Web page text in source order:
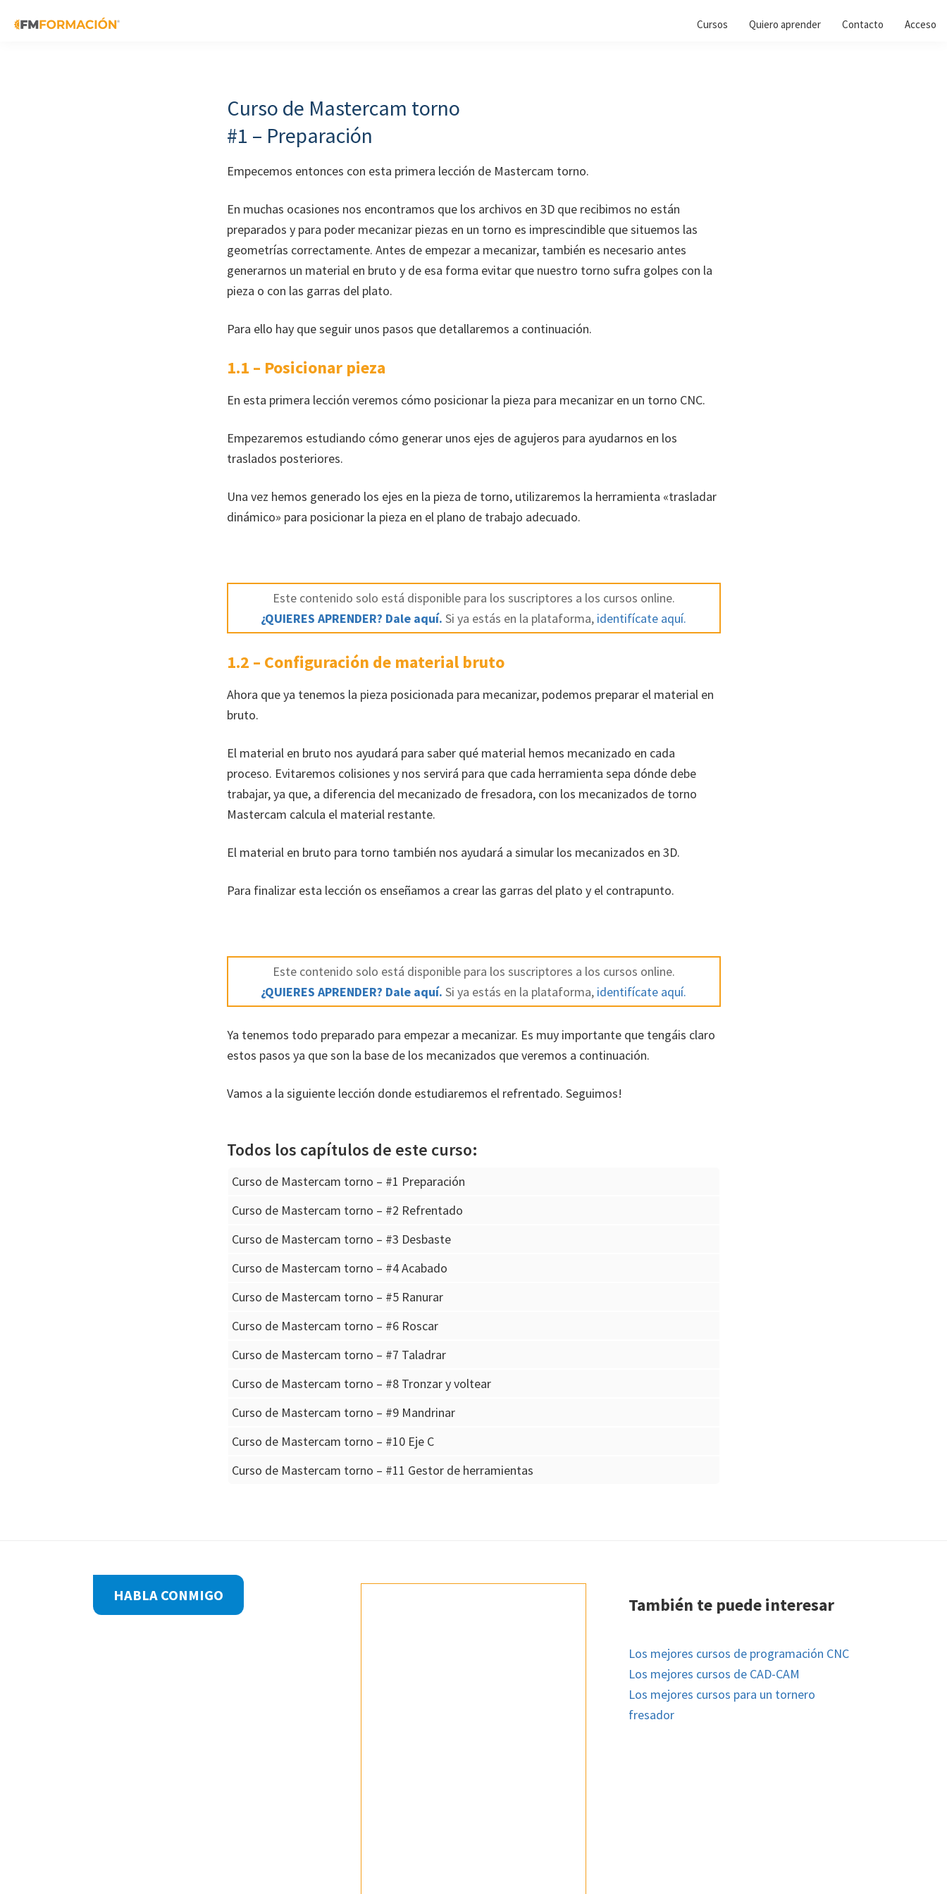
Cursos Quiero aprender Contacto Acceso
Curso de Mastercam torno
#1 – Preparación
Empecemos entonces con esta primera lección de Mastercam torno.
En muchas ocasiones nos encontramos que los archivos en 3D que recibimos no están
preparados y para poder mecanizar piezas en un torno es imprescindible que situemos las
geometrías correctamente. Antes de empezar a mecanizar, también es necesario antes
generarnos un material en bruto y de esa forma evitar que nuestro torno sufra golpes con la
pieza o con las garras del plato.
Para ello hay que seguir unos pasos que detallaremos a continuación.
1.1 – Posicionar pieza
En esta primera lección veremos cómo posicionar la pieza para mecanizar en un torno CNC.
Empezaremos estudiando cómo generar unos ejes de agujeros para ayudarnos en los
traslados posteriores.
Una vez hemos generado los ejes en la pieza de torno, utilizaremos la herramienta «trasladar
dinámico» para posicionar la pieza en el plano de trabajo adecuado.
Este contenido solo está disponible para los suscriptores a los cursos online.
¿QUIERES APRENDER? Dale aquí. Si ya estás en la plataforma, identifícate aquí.
1.2 – Configuración de material bruto
Ahora que ya tenemos la pieza posicionada para mecanizar, podemos preparar el material en
bruto.
El material en bruto nos ayudará para saber qué material hemos mecanizado en cada
proceso. Evitaremos colisiones y nos servirá para que cada herramienta sepa dónde debe
trabajar, ya que, a diferencia del mecanizado de fresadora, con los mecanizados de torno
Mastercam calcula el material restante.
El material en bruto para torno también nos ayudará a simular los mecanizados en 3D.
Para finalizar esta lección os enseñamos a crear las garras del plato y el contrapunto.
Este contenido solo está disponible para los suscriptores a los cursos online.
¿QUIERES APRENDER? Dale aquí. Si ya estás en la plataforma, identifícate aquí.
Ya tenemos todo preparado para empezar a mecanizar. Es muy importante que tengáis claro
estos pasos ya que son la base de los mecanizados que veremos a continuación.
Vamos a la siguiente lección donde estudiaremos el refrentado. Seguimos!
Todos los capítulos de este curso:
Curso de Mastercam torno – #1 Preparación
Curso de Mastercam torno – #2 Refrentado
Curso de Mastercam torno – #3 Desbaste
Curso de Mastercam torno – #4 Acabado
Curso de Mastercam torno – #5 Ranurar
Curso de Mastercam torno – #6 Roscar
Curso de Mastercam torno – #7 Taladrar
Curso de Mastercam torno – #8 Tronzar y voltear
Curso de Mastercam torno – #9 Mandrinar
Curso de Mastercam torno – #10 Eje C
Curso de Mastercam torno – #11 Gestor de herramientas
HABLA CONMIGO También te puede interesar
Los mejores cursos de programación CNC
Los mejores cursos de CAD-CAM
Los mejores cursos para un tornero
fresador